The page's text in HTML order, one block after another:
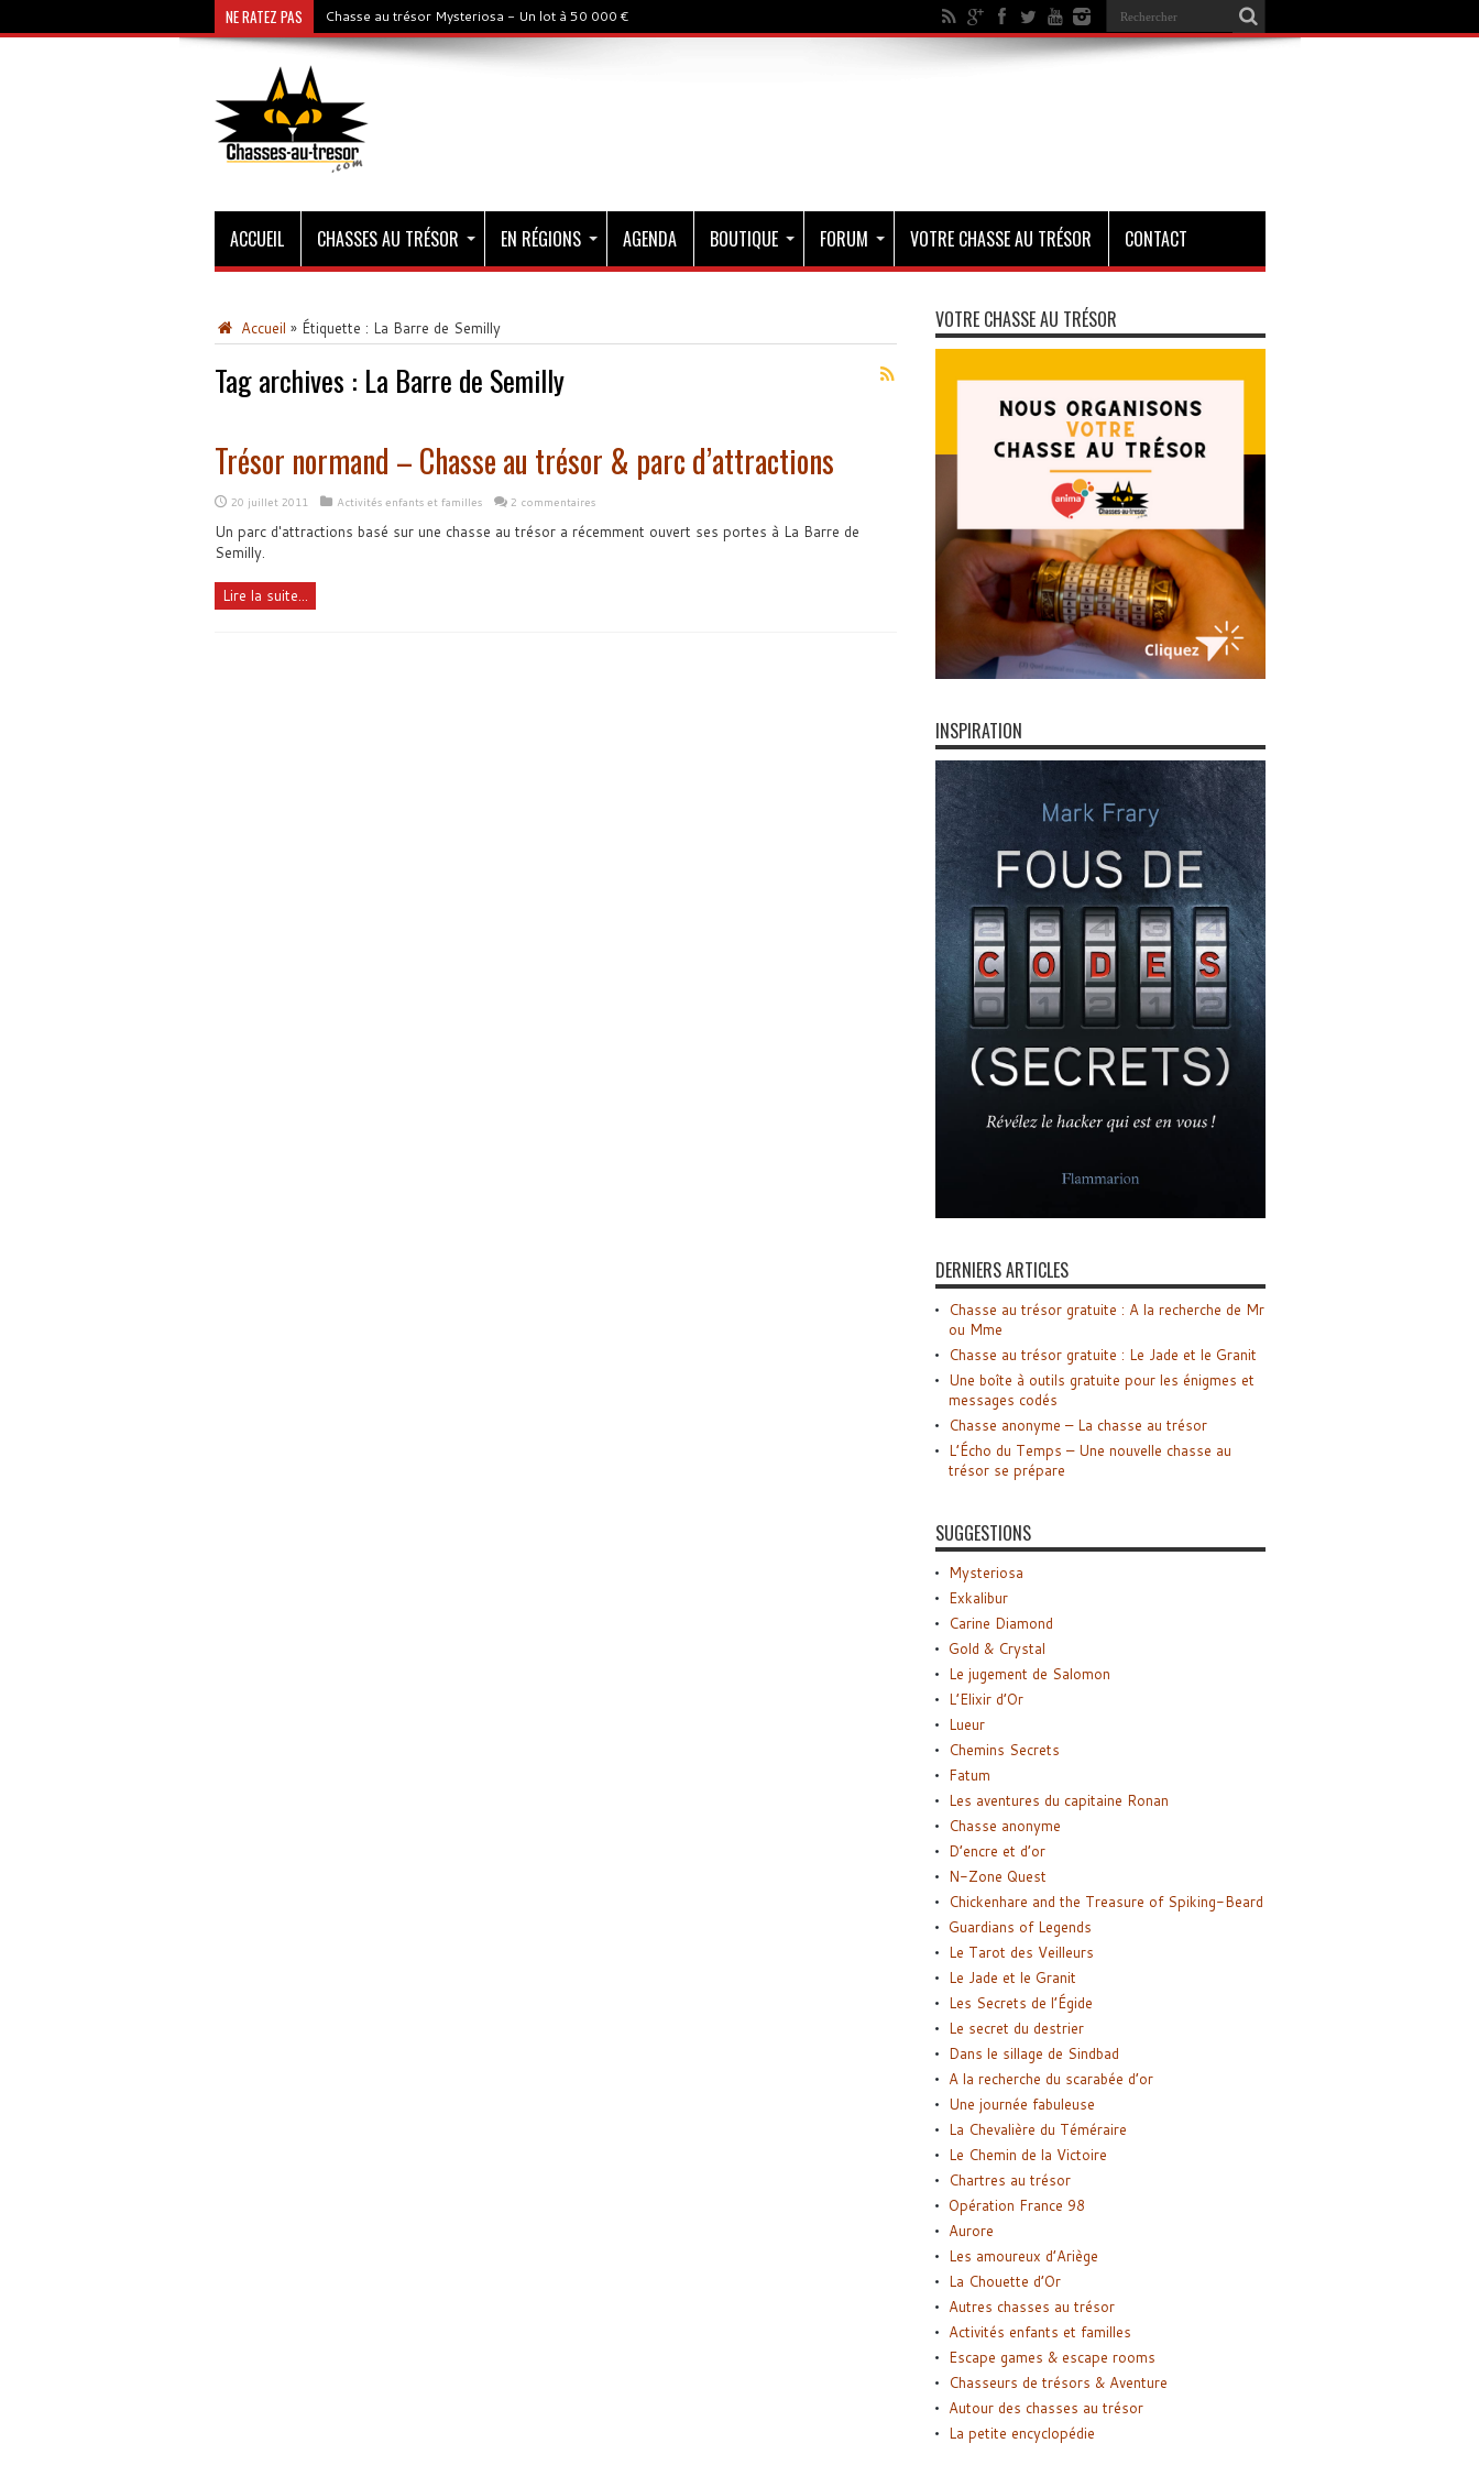
NE RATEZ PAS Chasse au trésor Mysteriosa - Un lot à 50 000 €
ACCUEIL CHASSES AU TRÉSOR EN RÉGIONS AGENDA BOUTIQUE FORUM VOTRE CHASSE AU TRÉSOR CONTACT
Accueil » Étiquette : La Barre de Semilly
Tag archives : La Barre de Semilly
Trésor normand – Chasse au trésor & parc d’attractions
20 juillet 2011 Activités enfants et familles 2 commentaires
Un parc d'attractions basé sur une chasse au trésor a récemment ouvert ses portes à La Barre de
Semilly.
Lire la suite...
VOTRE CHASSE AU TRÉSOR
INSPIRATION
DERNIERS ARTICLES
Chasse au trésor gratuite : A la recherche de Mr
ou Mme
Chasse au trésor gratuite : Le Jade et le Granit
Une boîte à outils gratuite pour les énigmes et
messages codés
Chasse anonyme – La chasse au trésor
L’Écho du Temps – Une nouvelle chasse au
trésor se prépare
SUGGESTIONS
Mysteriosa
Exkalibur
Carine Diamond
Gold & Crystal
Le jugement de Salomon
L’Elixir d’Or
Lueur
Chemins Secrets
Fatum
Les aventures du capitaine Ronan
Chasse anonyme
D’encre et d’or
N-Zone Quest
Chickenhare and the Treasure of Spiking-Beard
Guardians of Legends
Le Tarot des Veilleurs
Le Jade et le Granit
Les Secrets de l’Égide
Le secret du destrier
Dans le sillage de Sindbad
A la recherche du scarabée d’or
Une journée fabuleuse
La Chevalière du Téméraire
Le Chemin de la Victoire
Chartres au trésor
Opération France 98
Aurore
Les amoureux d’Ariège
La Chouette d’Or
Autres chasses au trésor
Activités enfants et familles
Escape games & escape rooms
Chasseurs de trésors & Aventure
Autour des chasses au trésor
La petite encyclopédie